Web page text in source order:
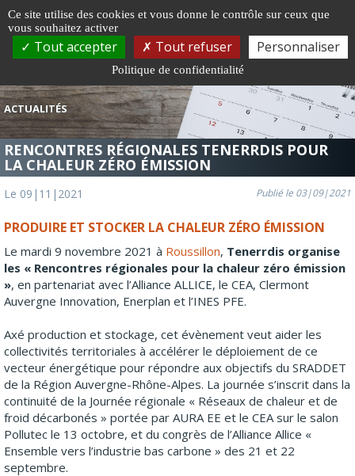
ACTUALITÉS
RENCONTRES RÉGIONALES TENERRDIS POUR
LA CHALEUR ZÉRO ÉMISSION
Le 09|11|2021 Publié le 03|09|2021
PRODUIRE ET STOCKER LA CHALEUR ZÉRO ÉMISSION
Le mardi 9 novembre 2021 à Roussillon, Tenerrdis organise
les « Rencontres régionales pour la chaleur zéro émission
», en partenariat avec l’Alliance ALLICE, le CEA, Clermont
Auvergne Innovation, Enerplan et l’INES PFE.
Axé production et stockage, cet évènement veut aider les
collectivités territoriales à accélérer le déploiement de ce
vecteur énergétique pour répondre aux objectifs du SRADDET
de la Région Auvergne-Rhône-Alpes. La journée s’inscrit dans la
continuité de la Journée régionale « Réseaux de chaleur et de
froid décarbonés » portée par AURA EE et le CEA sur le salon
Pollutec le 13 octobre, et du congrès de l’Alliance Allice «
Ensemble vers l’industrie bas carbone » des 21 et 22
septembre.
Gestion de vos préférences sur les cookies
Ce site utilise des cookies et vous donne le contrôle sur ceux que
vous souhaitez activer
Tout accepter Tout refuser Personnaliser
Politique de confidentialité